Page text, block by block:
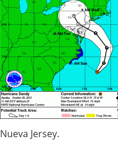
Nueva Jersey.